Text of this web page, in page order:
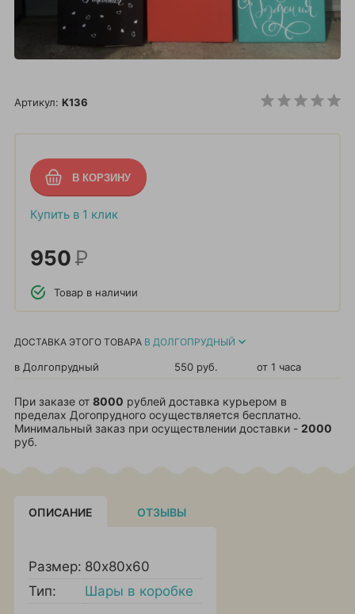
Артикул: K136
Купить в 1 клик
950Р
Товар в наличии
ДОСТАВКА ЭТОГО ТОВАРА В ДОЛГОПРУДНЫЙ
в Долгопрудный 550 руб. от 1 часа
При заказе от 8000 рублей доставка курьером в
пределах Догопрудного осуществляется бесплатно.
Минимальный заказ при осуществлении доставки - 2000
руб.
ОПИСАНИЕ ОТЗЫВЫ
Размер: 80х80х60
Тип:
Шары в коробке